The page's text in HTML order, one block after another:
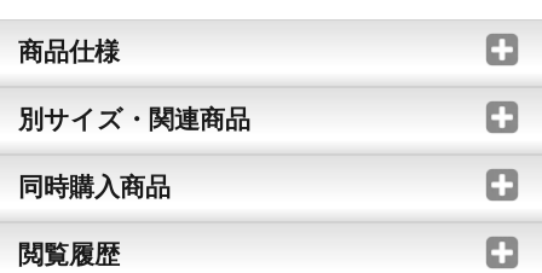
商品仕様
別サイズ・関連商品
同時購入商品
閲覧履歴